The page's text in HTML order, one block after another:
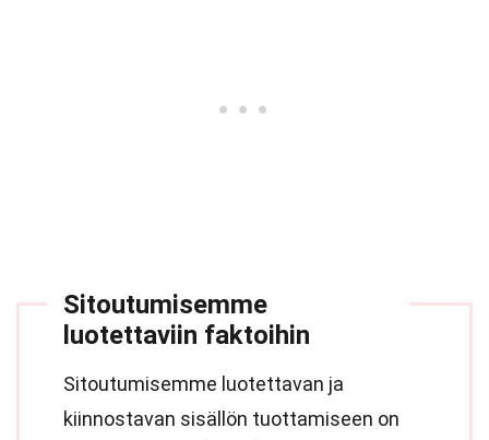
Sitoutumisemme
luotettaviin faktoihin
Sitoutumisemme luotettavan ja
kiinnostavan sisällön tuottamiseen on